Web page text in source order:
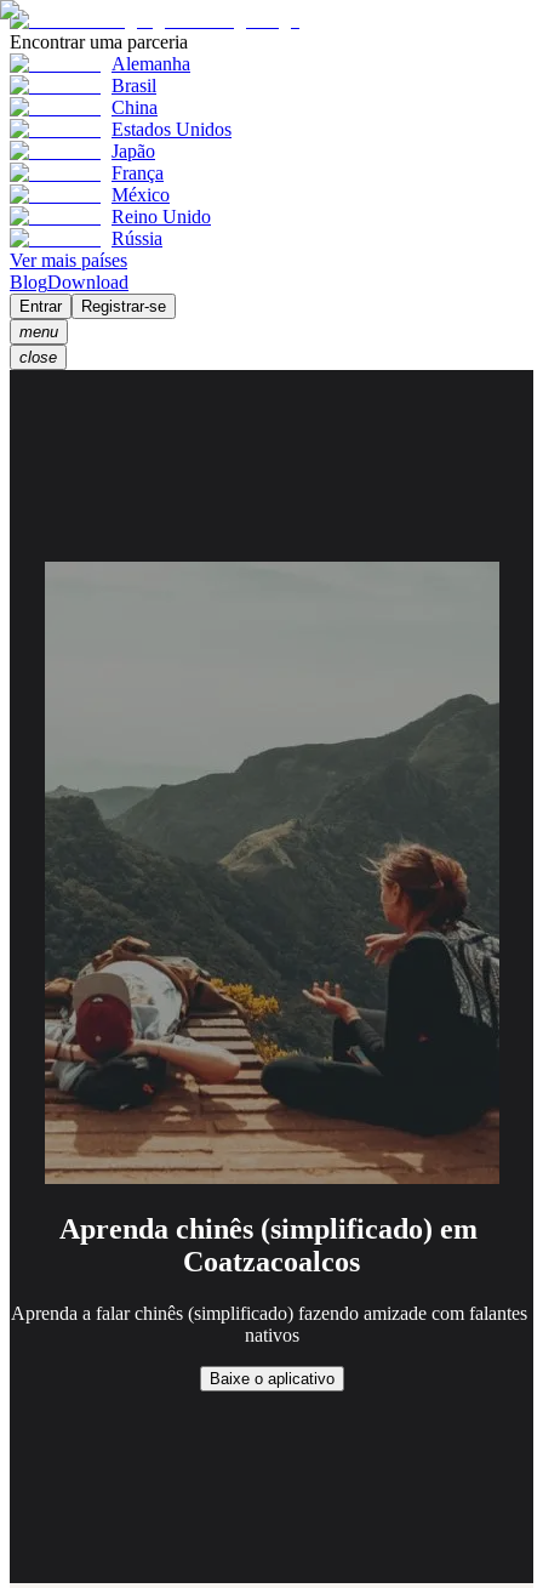
Encontrar uma parceria
Alemanha
Brasil
China
Estados Unidos
Japão
França
México
Reino Unido
Rússia
Ver mais países
BlogDownload
Entrar
Registrar-se
menu
close
Aprenda chinês (simplificado) em
Coatzacoalcos
Aprenda a falar chinês (simplificado) fazendo amizade com falantes
nativos
Baixe o aplicativo